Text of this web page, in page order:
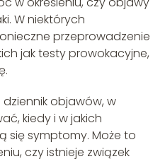
W niektórych
przeprowadzenie
jak testy prowokacyjne,
objawów, w
kiedy i w jakich
się symptomy. Może to
czy istnieje związek